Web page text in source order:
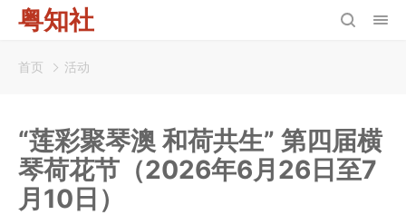
粤知社
首页 活动
“莲彩聚琴澳 和荷共生” 第四届横
琴荷花节（2026年6月26日至7
月10日）